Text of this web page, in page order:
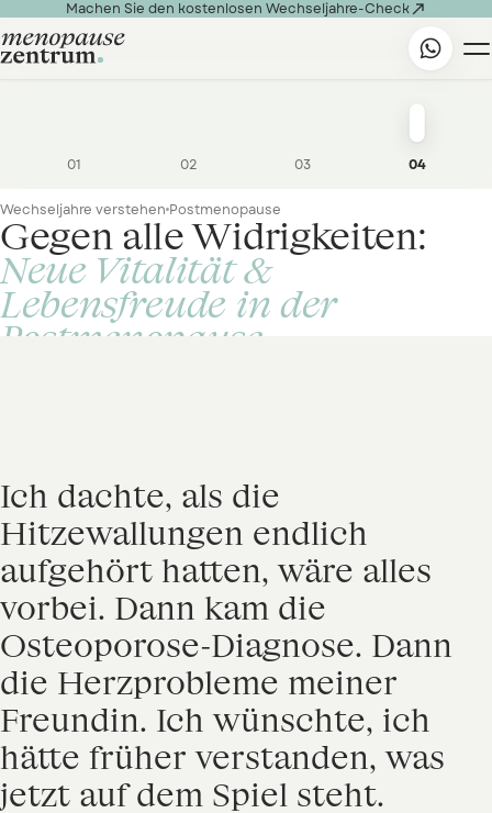
Machen Sie den kostenlosen Wechseljahre-Check
01 02 03 04
Wechseljahre verstehen Postmenopause
Gegen alle Widrigkeiten:
Neue Vitalität &
Lebensfreude in der
Postmenopause
Ich dachte, als die
Hitzewallungen endlich
aufgehört hatten, wäre alles
vorbei. Dann kam die
Osteoporose-Diagnose. Dann
die Herzprobleme meiner
Freundin. Ich wünschte, ich
hätte früher verstanden, was
jetzt auf dem Spiel steht.